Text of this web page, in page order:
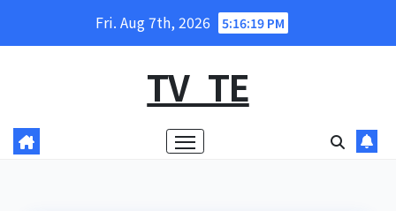
Fri. Aug 7th, 2026 5:16:20 PM
TV_TE